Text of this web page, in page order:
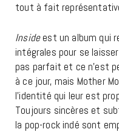
tout à fait
Insideest un album qui
intégrales pour se
pas parfait et ce n’est
à ce jour, mais Mother
l’identité qui leur est
Toujours sincères et
la pop-rock indé sont